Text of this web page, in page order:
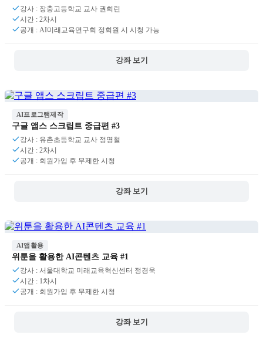
강사 : 장충고등학교 교사 권희린
시간 : 2차시
공개 : AI미래교육연구회 정회원 시 시청 가능
강좌 보기
AI프로그램제작
구글 앱스 스크립트 중급편 #3
강사 : 유촌초등학교 교사 정영철
시간 : 2차시
공개 : 회원가입 후 무제한 시청
강좌 보기
AI앱활용
위툰을 활용한 AI콘텐츠 교육 #1
강사 : 서울대학교 미래교육혁신센터 정경욱
시간 : 1차시
공개 : 회원가입 후 무제한 시청
강좌 보기